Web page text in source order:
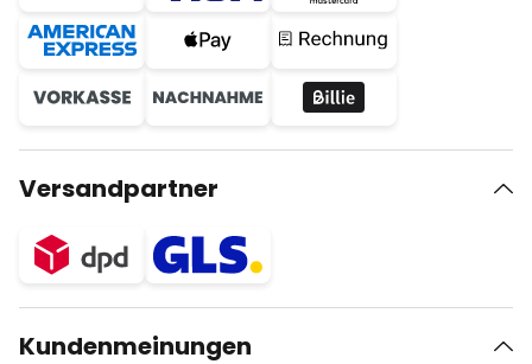
Versandpartner
Kundenmeinungen